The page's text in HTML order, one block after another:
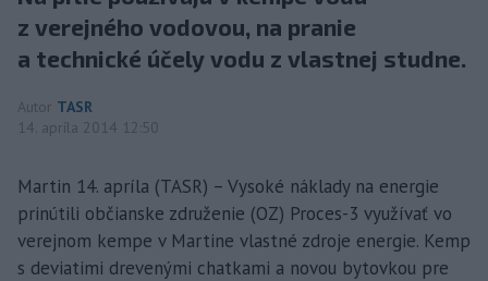
z verejného vodovou, na pranie
a technické účely vodu z vlastnej studne.
Autor TASR
14. apríla 2014 12:50
Martin 14. apríla (TASR) – Vysoké náklady na energie
prinútili občianske združenie (OZ) Proces-3 využívať vo
verejnom kempe v Martine vlastné zdroje energie. Kemp
s deviatimi drevenými chatkami a novou bytovkou pre